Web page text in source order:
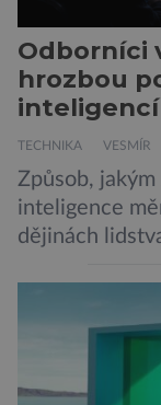
Odborníci
hrozbou
inteligencí
TECHNIKA VESMÍR
Způsob,
inteligence
dějinách
bezpečnostní
méně
odborníků by